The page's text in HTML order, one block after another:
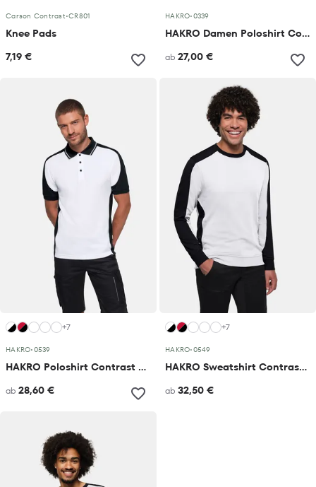
Carson Contrast•CR801
Knee Pads
7,19 €
HAKRO•0339
HAKRO Damen Poloshirt Contrast MIKRALINAR® ECO
ab 27,00 €
+7
HAKRO•0539
HAKRO Poloshirt Contrast MIKRALINAR® ECO
ab 28,60 €
+7
HAKRO•0549
HAKRO Sweatshirt Contrast MIKRALINAR® ECO
ab 32,50 €